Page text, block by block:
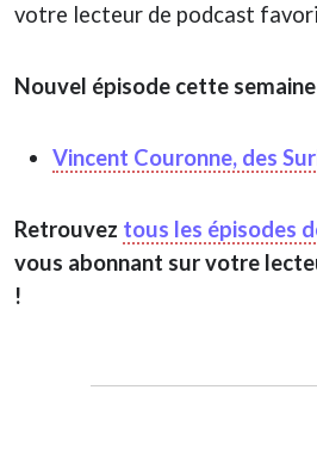
votre lecteur de podcast
Nouvel épisode cette
Vincent Couronne, des
Retrouvez tous les épisodes
vous abonnant sur votre
!